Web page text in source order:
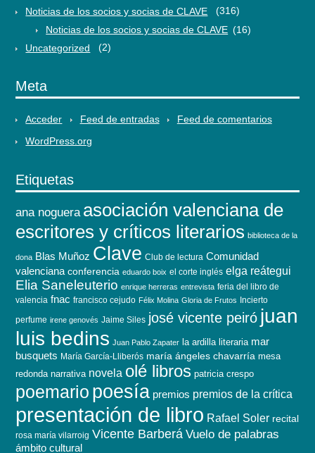
Noticias de los socios y socias de CLAVE
(316)
Noticias de los socios y socias de CLAVE (16)
Uncategorized
(2)
Meta
Acceder Feed de entradas
Feed de comentarios
WordPress.org
Etiquetas
ana noguera asociación valenciana de
escritores y críticos literarios biblioteca de la
dona Blas Muñoz Clave Club de lectura Comunidad
valenciana conferencia eduardo boix el corte inglés elga reátegui
Elia Saneleuterio enrique herreras entrevista feria del libro de
valencia fnac francisco cejudo Félix Molina Gloria de Frutos Incierto
perfume irene genovés Jaime Siles josé vicente peiró juan
luis bedins Juan Pablo Zapater la ardilla literaria mar
busquets María García-Lliberós maría ángeles chavarría mesa
redonda narrativa novela olé libros patricia crespo
poemario poesía premios premios de la crítica
presentación de libro Rafael Soler recital
rosa maría vilarroig Vicente Barberá Vuelo de palabras
ámbito cultural